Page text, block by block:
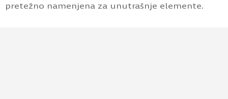
pretežno namenjena za unutrašnje elemente.